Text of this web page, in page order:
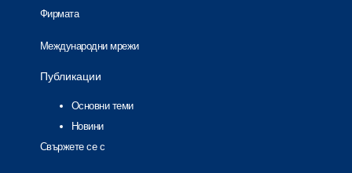
Фирмата
Международни мрежи
Публикации
Основни теми
Новини
Свържете се с